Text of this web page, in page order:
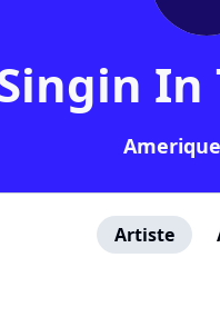
In
Artiste